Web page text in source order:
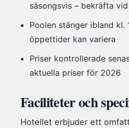
säsongsvis – bekräfta
Poolen stänger ibland kl.
öppettider kan variera
Priser kontrollerade
aktuella priser för 2026
Faciliteter och
Hotellet erbjuder ett